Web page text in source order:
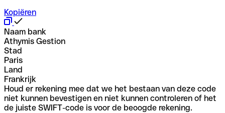
Kopiëren
Naam bank
Athymis Gestion
Stad
Paris
Land
Frankrijk
Houd er rekening mee dat we het bestaan van deze code
niet kunnen bevestigen en niet kunnen controleren of het
de juiste SWIFT-code is voor de beoogde rekening.